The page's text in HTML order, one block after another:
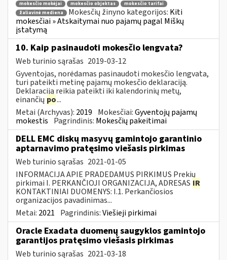
mokesčio mokėjai
mokesčio objektas
mokesčio tarifai
žaliavinė mediena
Mokesčių žinyno kategorijos: Kiti
mokesčiai » Atskaitymai nuo pajamų pagal Miškų
įstatymą
10. Kaip pasinaudoti mokesčio lengvata?
Web turinio sąrašas 2019-03-12
Gyventojas, norėdamas pasinaudoti mokesčio lengvata,
turi pateikti metinę pajamų mokesčio deklaraciją.
Deklaraciją reikia pateikti iki kalendorinių metų,
einančių po...
Metai (Archyvas): 2019 Mokesčiai:Gyventojų pajamų
mokestis Pagrindinis: Mokesčių pakeitimai
DELL EMC diskų masyvų gamintojo garantinio
aptarnavimo pratęsimo viešasis pirkimas
Web turinio sąrašas 2021-01-05
INFORMACIJA APIE PRADEDAMUS PIRKIMUS Prekių
pirkimai I. PERKANČIOJI ORGANIZACIJA, ADRESAS IR
KONTAKTINIAI DUOMENYS: I.1. Perkančiosios
organizacijos pavadinimas...
Metai: 2021 Pagrindinis:Viešieji pirkimai
Oracle Exadata duomenų saugyklos gamintojo
garantijos pratęsimo viešasis pirkimas
Web turinio sąrašas 2021-03-18